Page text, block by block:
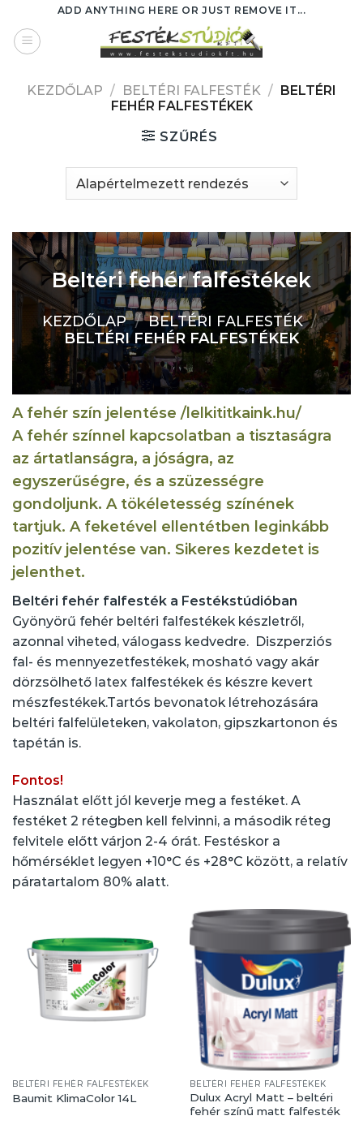
content
ADD ANYTHING HERE OR JUST REMOVE IT...
KEZDŐLAP / BELTÉRI FALFESTÉK / BELTÉRI
FEHÉR FALFESTÉKEK
SZŰRÉS
Beltéri fehér falfestékek
KEZDŐLAP / BELTÉRI FALFESTÉK /
BELTÉRI FEHÉR FALFESTÉKEK
A fehér szín jelentése /lelkititkaink.hu/
A fehér színnel kapcsolatban a tisztaságra
az ártatlanságra, a jóságra, az
egyszerűségre, és a szüzességre
gondoljunk. A tökéletesség színének
tartjuk. A feketével ellentétben leginkább
pozitív jelentése van. Sikeres kezdetet is
jelenthet.
Beltéri fehér falfesték a Festékstúdióban
Gyönyörű fehér beltéri falfestékek készletről,
azonnal viheted, válogass kedvedre. Diszperziós
fal- és mennyezetfestékek, mosható vagy akár
dörzsölhető latex falfestékek és készre kevert
mészfestékek.Tartós bevonatok létrehozására
beltéri falfelületeken, vakolaton, gipszkartonon és
tapétán is.
Fontos!
Használat előtt jól keverje meg a festéket. A
festéket 2 rétegben kell felvinni, a második réteg
felvitele előtt várjon 2-4 órát. Festéskor a
hőmérséklet legyen +10°C és +28°C között, a relatív
páratartalom 80% alatt.
BELTÉRI FEHÉR FALFESTÉKEK
Baumit KlimaColor 14L
BELTÉRI FEHÉR FALFESTÉKEK
Dulux Acryl Matt – beltéri
fehér színű matt falfesték